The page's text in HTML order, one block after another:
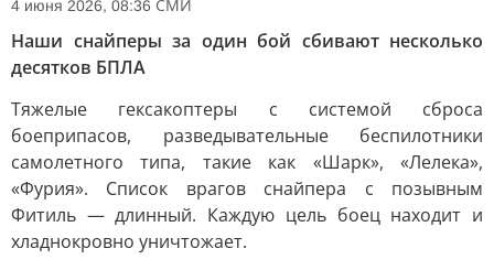
4 июня 2026, 08:36 СМИ
Наши снайперы за один бой сбивают несколько
десятков БПЛА
Тяжелые гексакоптеры с системой сброса
боеприпасов, разведывательные беспилотники
самолетного типа, такие как «Шарк», «Лелека»,
«Фурия». Список врагов снайпера с позывным
Фитиль — длинный. Каждую цель боец находит и
хладнокровно уничтожает.